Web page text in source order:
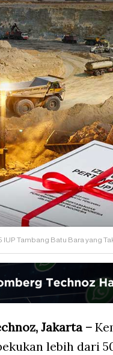
IUP Tambang Batu Bara yang
Jakarta –
lebih dari